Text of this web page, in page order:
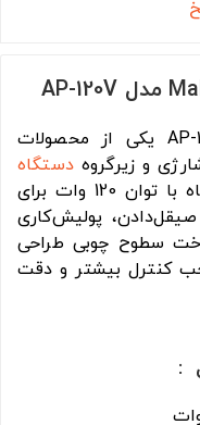
پولیش دو دسته محک مدل AP-120V یکی از محصولات
و زیرگروهدستگاه
محسوب می‌شود. این دستگاه با توان 120 وات برای
پولیش‌کاری
سطوح چوبی طراحی
کنترل بیشتر و دقت
: